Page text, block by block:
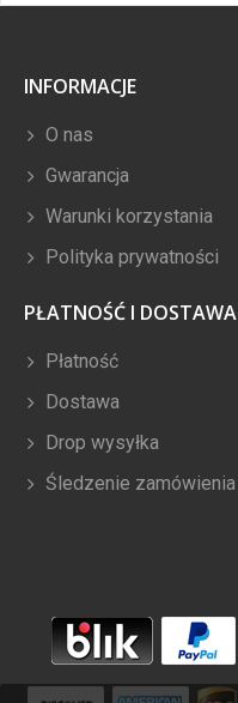
INFORMACJE
O nas
Gwarancja
Warunki korzystania
Polityka prywatności
PŁATNOŚĆ I DOSTAWA
Płatność
Dostawa
Drop wysyłka
Śledzenie zamówienia